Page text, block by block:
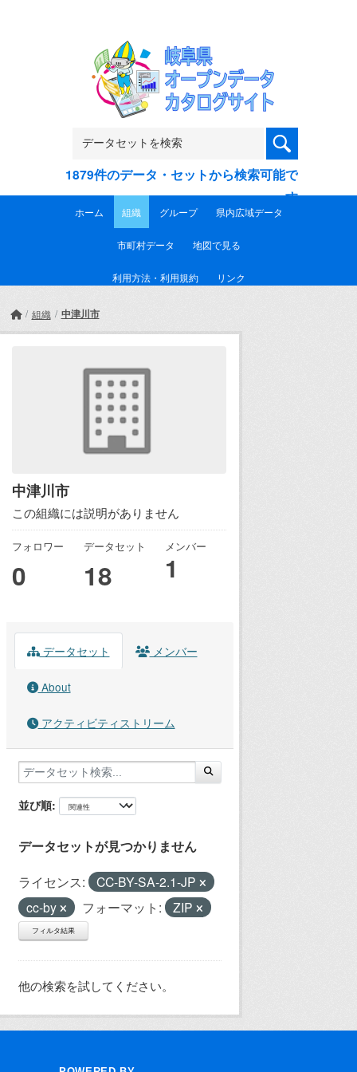
1879件のデータ・セットから検索可能で
す
ホーム 組織 グループ 県内広域データ
市町村データ 地図で見る
利用方法・利用規約 リンク
組織 中津川市
中津川市
この組織には説明がありません
フォロワー
0
データセット
18
メンバー
1
データセット メンバー
About
アクティビティストリーム
並び順
データセットが見つかりません
ライセンス:
CC-BY-SA-2.1-JP
cc-by
フォーマット: ZIP
フィルタ結果
他の検索を試してください。